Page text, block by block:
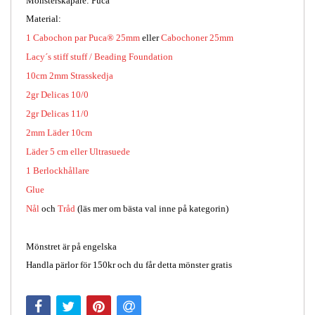
Material:
1 Cabochon par Puca® 25mm ellerCabochoner 25mm
Lacy´s stiff stuff / Beading Foundation
10cm 2mm Strasskedja
2gr Delicas 10/0
2grDelicas 11/0
2mm Läder 10cm
Läder 5 cm eller Ultrasuede
1 Berlockhållare
Glue
Nål och Tråd (läs mer om bästa val inne på kategorin)
Mönstret är på engelska
Handla pärlor för 150kr och du får detta mönster gratis